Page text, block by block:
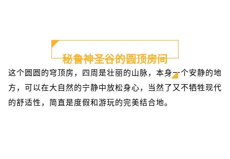
秘鲁神圣谷的圆顶房间
这个圆圆的穹顶房，四周是壮丽的山脉，本身一个安静的地
方，可以在大自然的宁静中放松身心，当然了又不牺牲现代
的舒适性，简直是度假和游玩的完美结合地。